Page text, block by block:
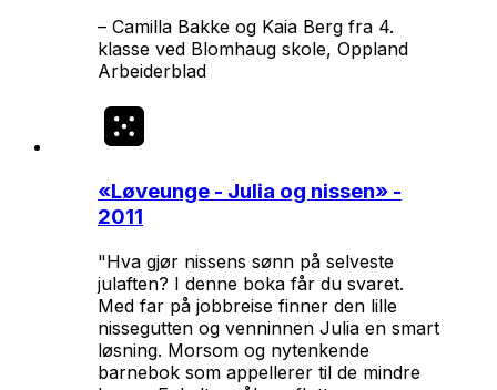
– Camilla Bakke og Kaia Berg fra 4.
klasse ved Blomhaug skole, Oppland
Arbeiderblad
«Løveunge - Julia og nissen» -
2011
"Hva gjør nissens sønn på selveste
julaften? I denne boka får du svaret.
Med far på jobbreise finner den lille
nissegutten og venninnen Julia en smart
løsning. Morsom og nytenkende
barnebok som appellerer til de mindre